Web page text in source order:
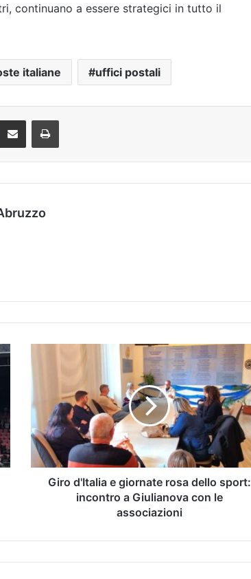
continuano a essere strategici in tutto il
italiane uffici postali
Giro d'Italia e giornate rosa dello sport:
incontro a Giulianova con le
associazioni